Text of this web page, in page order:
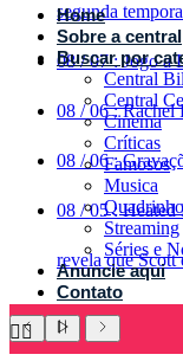
segunda
08 / 07 : Jogo a
08 / 06 : Rachel
08 / 06 :
08 / 05 : Heated
revela que Scott
Home
Sobre a central
Buscar por
Central
Central
Cinema
Críticas
Famosos
Musica
Streaming
Séries e
Anuncie aqui
Contato